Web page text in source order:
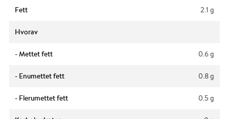
Fett 2.1 g
Hvorav
- Mettet fett 0.6 g
- Enumettet fett 0.8 g
- Flerumettet fett 0.5 g